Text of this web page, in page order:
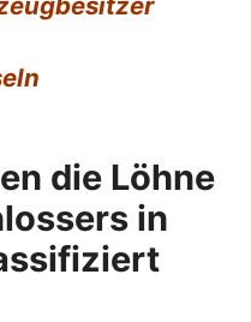
die Löhne
in